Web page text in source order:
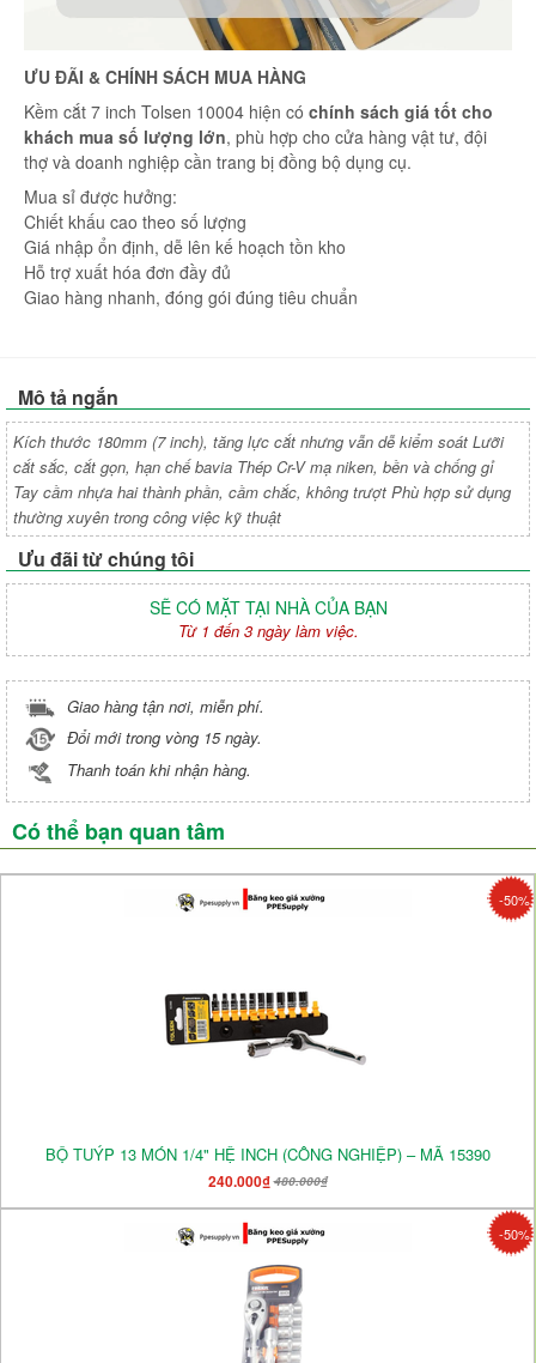
ƯU ĐÃI & CHÍNH SÁCH MUA HÀNG
Kềm cắt 7 inch Tolsen 10004 hiện có chính sách giá tốt cho
khách mua số lượng lớn, phù hợp cho cửa hàng vật tư, đội
thợ và doanh nghiệp cần trang bị đồng bộ dụng cụ.
Mua sỉ được hưởng:
Chiết khấu cao theo số lượng
Giá nhập ổn định, dễ lên kế hoạch tồn kho
Hỗ trợ xuất hóa đơn đầy đủ
Giao hàng nhanh, đóng gói đúng tiêu chuẩn
Mô tả ngắn
Kích thước 180mm (7 inch), tăng lực cắt nhưng vẫn dễ kiểm soát Lưỡi
cắt sắc, cắt gọn, hạn chế bavia Thép Cr-V mạ niken, bền và chống gỉ
Tay cầm nhựa hai thành phần, cầm chắc, không trượt Phù hợp sử dụng
thường xuyên trong công việc kỹ thuật
Ưu đãi từ chúng tôi
SẼ CÓ MẶT TẠI NHÀ CỦA BẠN
Từ 1 đến 3 ngày làm việc.
Giao hàng tận nơi, miễn phí.
Đổi mới trong vòng 15 ngày.
Thanh toán khi nhận hàng.
Có thể bạn quan tâm
-50%
BỘ TUÝP 13 MÓN 1/4" HỆ INCH (CÔNG NGHIỆP) – MÃ 15390
240.000₫480.000₫
-50%